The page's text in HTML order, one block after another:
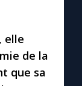
elle
de la
que sa